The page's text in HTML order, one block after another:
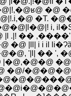
�@
�T.
i,
|l .|! ��
�@ |ll| i i il
'|l| �� ',
|�@,�@�@
�@/